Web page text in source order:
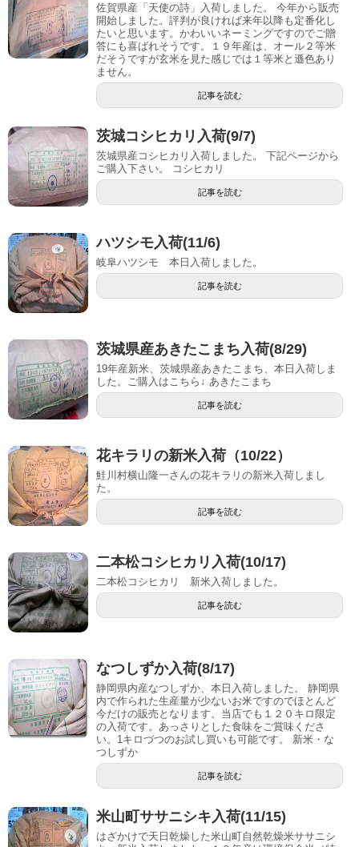
佐賀県産「天使の詩」入荷しました。 今年から販売
開始しました。評判が良ければ来年以降も定番化し
たいと思います。かわいいネーミングですのでご贈
答にも喜ばれそうです。１９年産は、オール２等米
だそうですが玄米を見た感じでは１等米と遜色あり
ません。
記事を読む
茨城コシヒカリ入荷(9/7)
茨城県産コシヒカリ入荷しました。 下記ページから
ご購入下さい。 コシヒカリ
記事を読む
ハツシモ入荷(11/6)
岐阜ハツシモ 本日入荷しました。
記事を読む
茨城県産あきたこまち入荷(8/29)
19年産新米、茨城県産あきたこまち、本日入荷しま
した。ご購入はこちら↓ あきたこまち
記事を読む
花キラリの新米入荷（10/22）
鮭川村横山隆一さんの花キラリの新米入荷しまし
た。
記事を読む
二本松コシヒカリ入荷(10/17)
二本松コシヒカリ 新米入荷しました。
記事を読む
なつしずか入荷(8/17)
静岡県内産なつしずか、本日入荷しました。 静岡県
内で作られた生産量が少ないお米ですのでほとんど
今だけの販売となります。当店でも１２０キロ限定
の入荷です。あっさりとした食味をご賞味くださ
い。1キロづつのお試し買いも可能です。 新米・な
つしずか
記事を読む
米山町ササニシキ入荷(11/15)
はざかけで天日乾燥した米山町自然乾燥米ササニシ